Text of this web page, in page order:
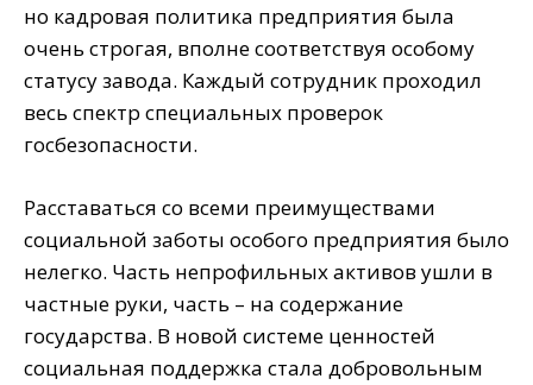
но кадровая политика предприятия была
очень строгая, вполне соответствуя особому
статусу завода. Каждый сотрудник проходил
весь спектр специальных проверок
госбезопасности.
Расставаться со всеми преимуществами
социальной заботы особого предприятия было
нелегко. Часть непрофильных активов ушли в
частные руки, часть – на содержание
государства. В новой системе ценностей
социальная поддержка стала добровольным